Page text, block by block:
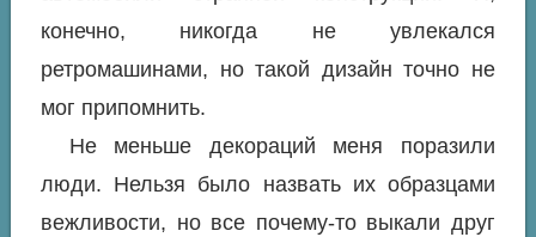
конечно, никогда не увлекался
ретромашинами, но такой дизайн точно не
мог припомнить.
Не меньше декораций меня поразили
люди. Нельзя было назвать их образцами
вежливости, но все почему-то выкали друг